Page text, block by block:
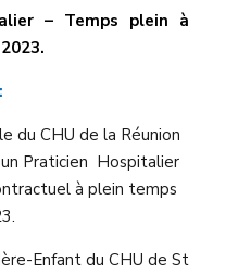
– Temps plein à
du CHU de la Réunion
Praticien Hospitalier
à plein temps
Enfant du CHU de St